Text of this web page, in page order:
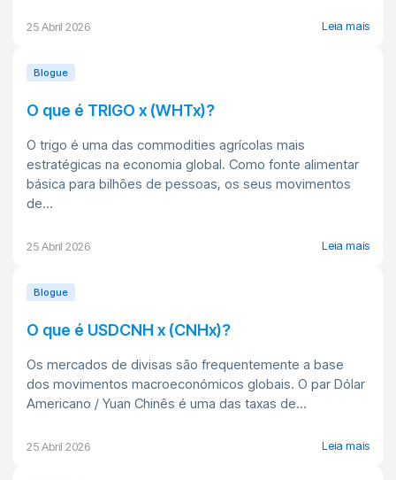
25 Abril 2026 Leia mais
Blogue
O que é TRIGO x (WHTx)?
O trigo é uma das commodities agrícolas mais
estratégicas na economia global. Como fonte alimentar
básica para bilhões de pessoas, os seus movimentos
de...
25 Abril 2026 Leia mais
Blogue
O que é USDCNH x (CNHx)?
Os mercados de divisas são frequentemente a base
dos movimentos macroeconómicos globais. O par Dólar
Americano / Yuan Chinês é uma das taxas de...
25 Abril 2026 Leia mais